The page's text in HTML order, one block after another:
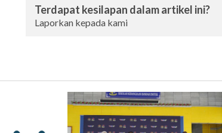
Terdapat kesilapan dalam artikel ini?
Laporkan kepada kami